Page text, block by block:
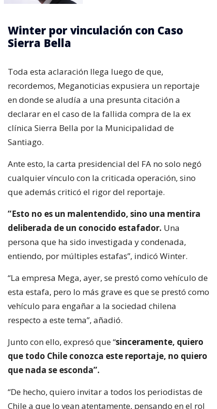
Winter por vinculación con Caso
Sierra Bella
Toda esta aclaración llega luego de que,
recordemos, Meganoticias expusiera un reportaje
en donde se aludía a una presunta citación a
declarar en el caso de la fallida compra de la ex
clínica Sierra Bella por la Municipalidad de
Santiago.
Ante esto, la carta presidencial del FA no solo negó
cualquier vínculo con la criticada operación, sino
que además criticó el rigor del reportaje.
“Esto no es un malentendido, sino una mentira
deliberada de un conocido estafador. Una
persona que ha sido investigada y condenada,
entiendo, por múltiples estafas”, indicó Winter.
“La empresa Mega, ayer, se prestó como vehículo de
esta estafa, pero lo más grave es que se prestó como
vehículo para engañar a la sociedad chilena
respecto a este tema”, añadió.
Junto con ello, expresó que “sinceramente, quiero
que todo Chile conozca este reportaje, no quiero
que nada se esconda”.
“De hecho, quiero invitar a todos los periodistas de
Chile a que lo vean atentamente, pensando en el rol